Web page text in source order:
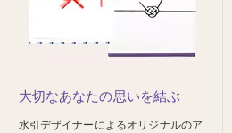
大切なあなたの思いを結ぶ
水引デザイナーによるオリジナルのア